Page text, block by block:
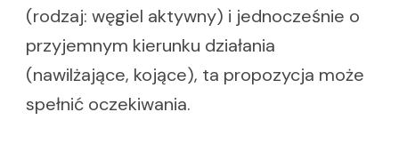
(rodzaj: węgiel aktywny) i jednocześnie o
przyjemnym kierunku działania
(nawilżające, kojące), ta propozycja może
spełnić oczekiwania.